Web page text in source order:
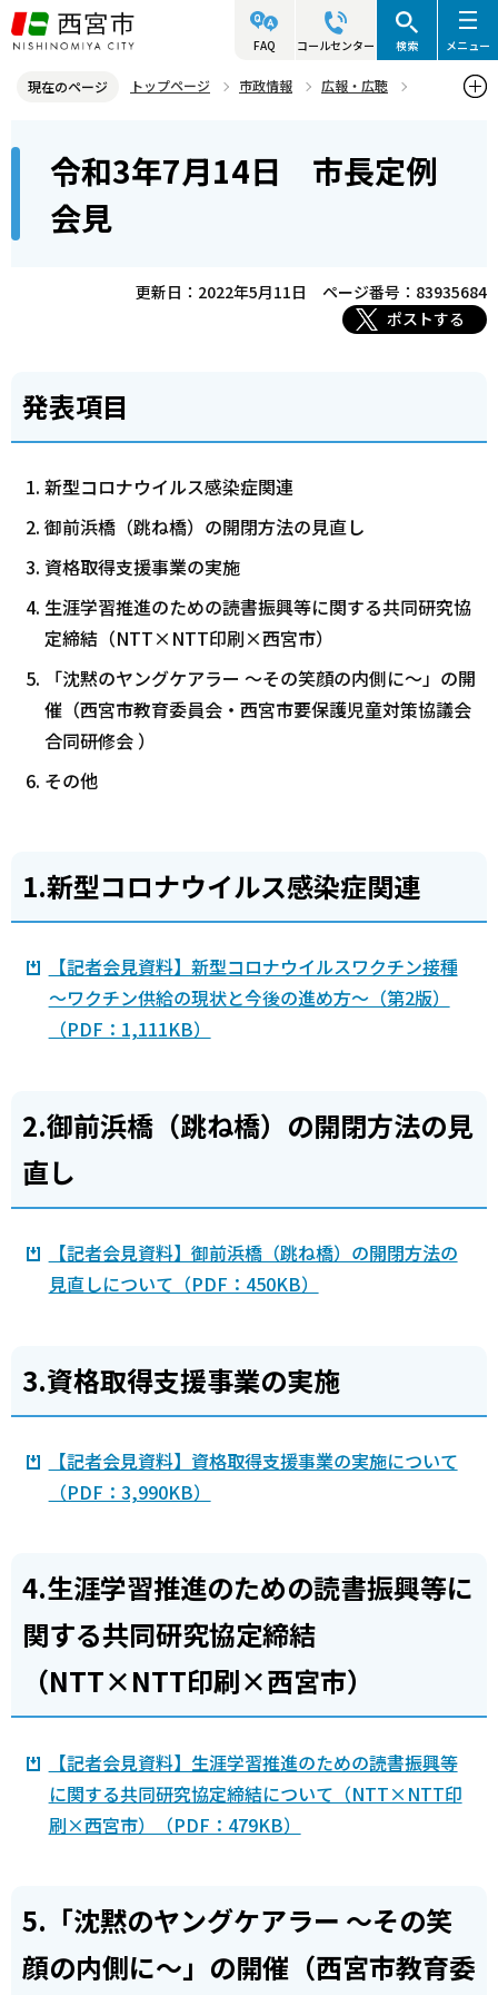
こ
の
ジ
頭
FAQ コールセンター 検索 メニュー
現在のページ トップページ 市政情報
広報・広聴
令和3年7月14日 市長定例会見
令和3年7月14日 市長定例
会見
更新日：2022年5月11日
ページ番号：83935684
ポストする
発表項目
新型コロナウイルス感染症関連
御前浜橋（跳ね橋）の開閉方法の見直し
資格取得支援事業の実施
生涯学習推進のための読書振興等に関する共同研究協
定締結（NTT×NTT印刷×西宮市）
「沈黙のヤングケアラー ～その笑顔の内側に～」の開
催（西宮市教育委員会・西宮市要保護児童対策協議会
合同研修会 ）
その他
1.新型コロナウイルス感染症関連
【記者会見資料】新型コロナウイルスワクチン接種
～ワクチン供給の現状と今後の進め方～（第2版）
（PDF：1,111KB）
2.御前浜橋（跳ね橋）の開閉方法の見
直し
【記者会見資料】御前浜橋（跳ね橋）の開閉方法の
見直しについて（PDF：450KB）
3.資格取得支援事業の実施
【記者会見資料】資格取得支援事業の実施について
（PDF：3,990KB）
4.生涯学習推進のための読書振興等に
関する共同研究協定締結
（NTT×NTT印刷×西宮市）
【記者会見資料】生涯学習推進のための読書振興等
に関する共同研究協定締結について（NTT×NTT印
刷×西宮市）（PDF：479KB）
5.「沈黙のヤングケアラー ～その笑
顔の内側に～」の開催（西宮市教育委